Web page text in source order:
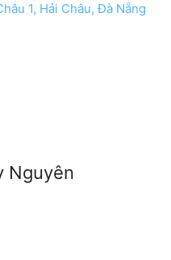
1, Hải Châu, Đà Nẵng
Nguyên